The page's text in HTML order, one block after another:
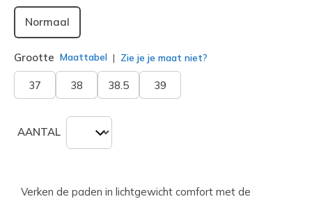
Normaal
Grootte Maattabel Zie je je maat niet?
37 38 38.5 39
AANTAL
Verken de paden in lichtgewicht comfort met de